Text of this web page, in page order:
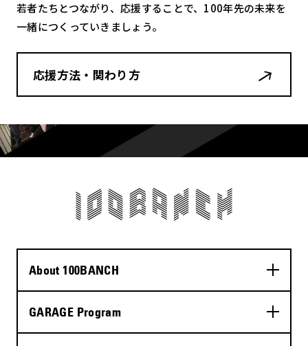
若者たちとつながり、応援することで、100年先の未来を
一緒につくっていきましょう。
応援方法・関わり方
About 100BANCH
GARAGE Program